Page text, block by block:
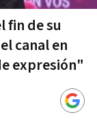
fin de su
canal en
expresión"